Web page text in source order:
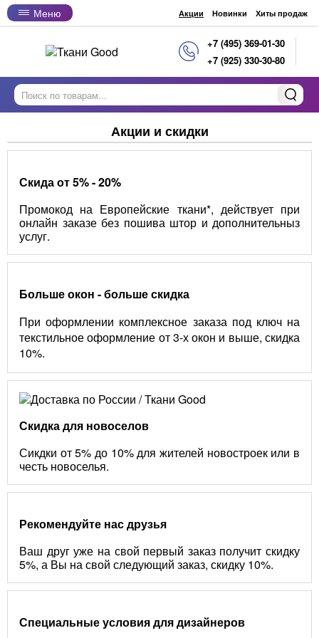
Меню Акции Новинки Хиты продаж
+7 (495) 369-01-30
+7 (925) 330-30-80
Акции и скидки
Скида от 5% - 20%
Промокод на Европейские ткани*, действует при
онлайн заказе без пошива штор и дополнительныз
услуг.
Больше окон - больше скидка
При оформлении комплексное заказа под ключ на
текстильное оформление от 3-х окон и выше, скидка
10%.
Скидка для новоселов
Сикдки от 5% до 10% для жителей новостроек или в
честь новоселья.
Рекомендуйте нас друзья
Ваш друг уже на свой первый заказ получит скидку
5%, а Вы на свой следующий заказ, скидку 10%.
Специальные условия для дизайнеров